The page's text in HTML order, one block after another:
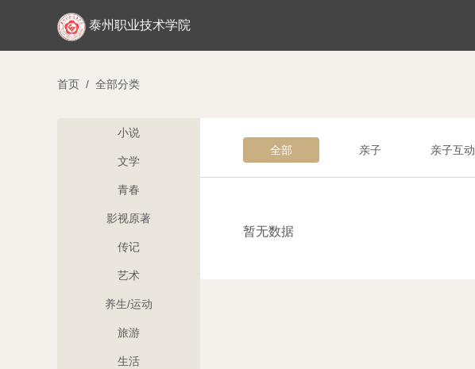
泰州职业技术学院
首页 / 全部分类
小说
文学
青春
影视原著
传记
艺术
养生/运动
旅游
生活
全部 亲子 亲子互动
暂无数据